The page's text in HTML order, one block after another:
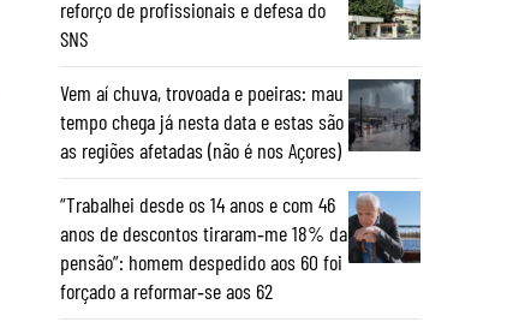
reforço de profissionais e defesa do
SNS
Vem aí chuva, trovoada e poeiras: mau
tempo chega já nesta data e estas são
as regiões afetadas (não é nos Açores)
“Trabalhei desde os 14 anos e com 46
anos de descontos tiraram‑me 18% da
pensão”: homem despedido aos 60 foi
forçado a reformar‑se aos 62